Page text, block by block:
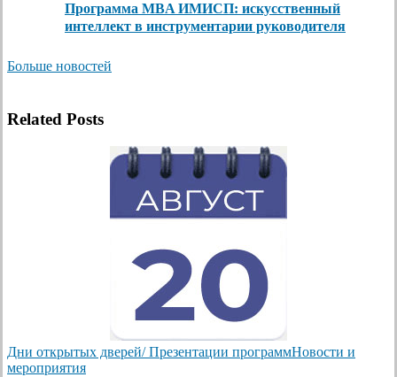
Программа MBA ИМИСП: искусственный
интеллект в инструментарии руководителя
Больше новостей
Related Posts
Дни открытых дверей/ Презентации программНовости и
мероприятия